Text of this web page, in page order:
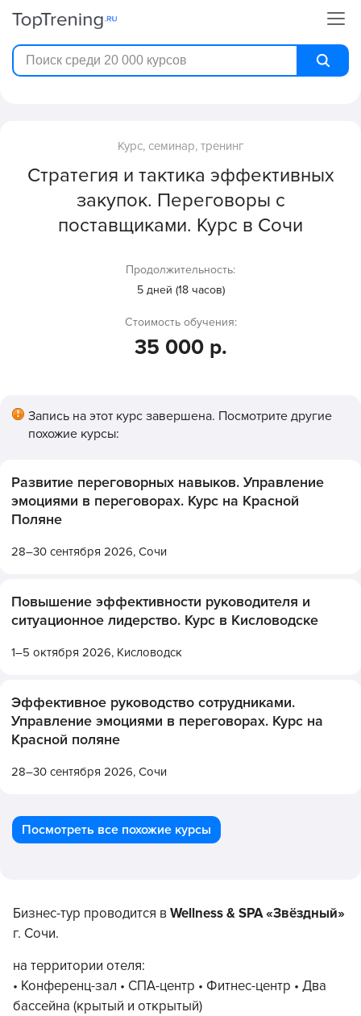
Курс, семинар, тренинг
Стратегия и тактика эффективных
закупок. Переговоры с
поставщиками. Курс в Сочи
Продолжительность:
5 дней (18 часов)
Стоимость обучения:
35 000 р.
Запись на этот курс завершена. Посмотрите другие
похожие курсы:
Развитие переговорных навыков. Управление
эмоциями в переговорах. Курс на Красной
Поляне
28–30 сентября 2026, Сочи
Повышение эффективности руководителя и
ситуационное лидерство. Курс в Кисловодске
1–5 октября 2026, Кисловодск
Эффективное руководство сотрудниками.
Управление эмоциями в переговорах. Курс на
Красной поляне
28–30 сентября 2026, Сочи
Посмотреть все похожие курсы
Бизнес-тур проводится в Wellness & SPA «Звёздный»
г. Сочи.
на территории отеля:
• Конференц-зал • СПА-центр • Фитнес-центр • Два
бассейна (крытый и открытый)